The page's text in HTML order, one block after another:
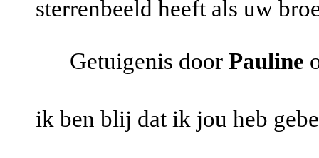
sterrenbeeld heeft als uw
Getuigenis door Pauline
ik ben blij dat ik jou heb